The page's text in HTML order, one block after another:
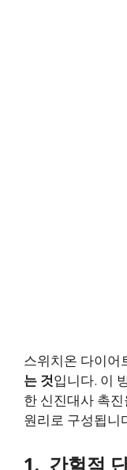
스위치온 다이어
는 것입니다. 이
한 신진대사 촉
원리로 구성됩니
1. 간헐적